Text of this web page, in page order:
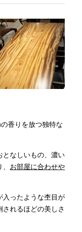
の香りを放つ独特な
となしいもの、濃い
お部屋に合わせや
入ったような杢目が
れるほどの美しさ